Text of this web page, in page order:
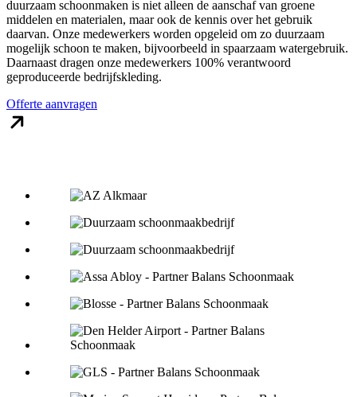
duurzaam schoonmaken is niet alleen de aanschaf van groene
middelen en materialen, maar ook de kennis over het gebruik
daarvan. Onze medewerkers worden opgeleid om zo duurzaam
mogelijk schoon te maken, bijvoorbeeld in spaarzaam watergebruik.
Daarnaast dragen onze medewerkers 100% verantwoord
geproduceerde bedrijfskleding.
Offerte aanvragen